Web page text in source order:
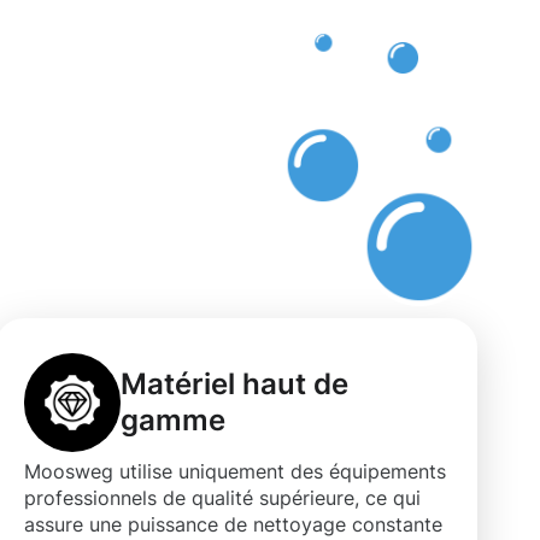
Matériel haut de
gamme
Moosweg utilise uniquement des équipements
professionnels de qualité supérieure, ce qui
assure une puissance de nettoyage constante